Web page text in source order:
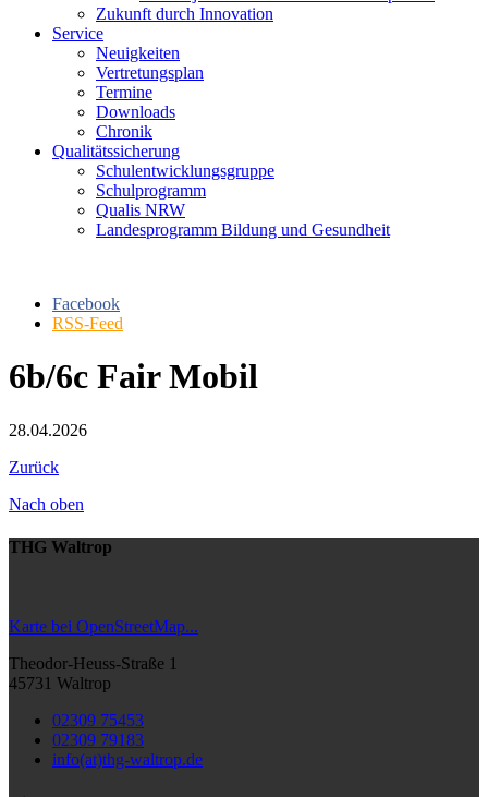
Zukunft durch Innovation
Service
Neuigkeiten
Vertretungsplan
Termine
Downloads
Chronik
Qualitätssicherung
Schulentwicklungsgruppe
Schulprogramm
Qualis NRW
Landesprogramm Bildung und Gesundheit
Facebook
RSS-Feed
6b/6c Fair Mobil
28.04.2026
Zurück
Nach oben
THG Waltrop
Karte bei OpenStreetMap...
Theodor-Heuss-Straße 1
45731 Waltrop
02309 75453
02309 79183
info(at)thg-waltrop.de